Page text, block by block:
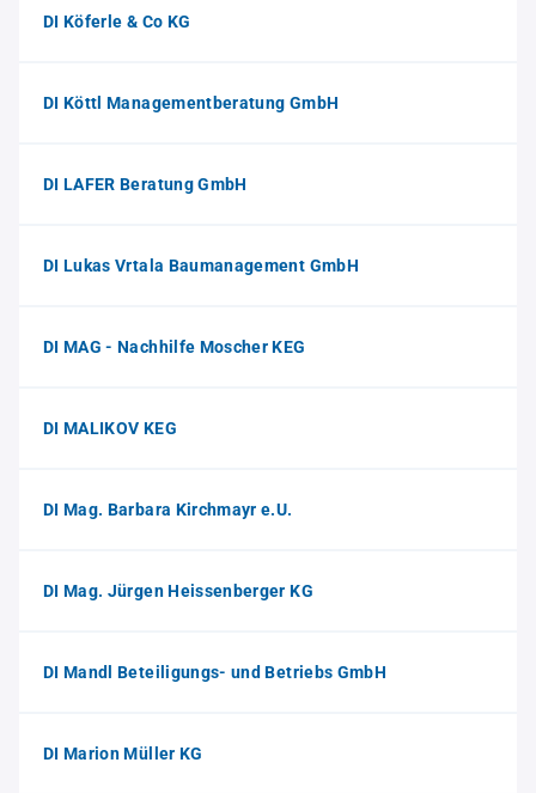
DI Köferle & Co KG
DI Köttl Managementberatung GmbH
DI LAFER Beratung GmbH
DI Lukas Vrtala Baumanagement GmbH
DI MAG - Nachhilfe Moscher KEG
DI MALIKOV KEG
DI Mag. Barbara Kirchmayr e.U.
DI Mag. Jürgen Heissenberger KG
DI Mandl Beteiligungs- und Betriebs GmbH
DI Marion Müller KG